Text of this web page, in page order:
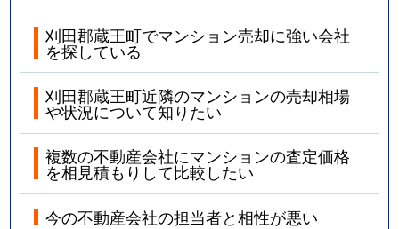
刈田郡蔵王町でマンション売却に強い会社
を探している
刈田郡蔵王町近隣のマンションの売却相場
や状況について知りたい
複数の不動産会社にマンションの査定価格
を相見積もりして比較したい
今の不動産会社の担当者と相性が悪い